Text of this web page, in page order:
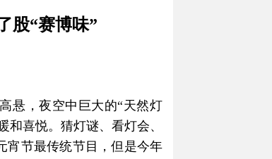
股“赛博味”
悬，夜空中巨大的“天然灯
喜悦。猜灯谜、看灯会、
节最传统节目，但是今年